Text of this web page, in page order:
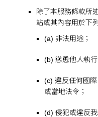
除了本服務條款所
站或其內容用於下
(a) 非法用途；
(b) 慫恿他人執
(c) 違反任何國
或當地法令；
(d) 侵犯或違反